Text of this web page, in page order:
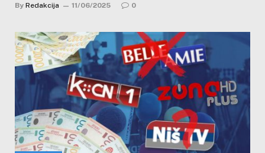
By Redakcija 11/06/2025 0